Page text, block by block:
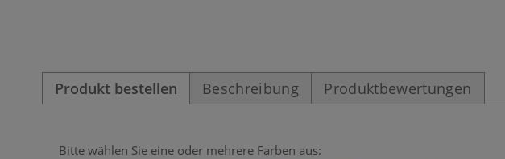
Produkt bestellen Beschreibung Produktbewertungen
Bitte wählen Sie eine oder mehrere Farben aus: